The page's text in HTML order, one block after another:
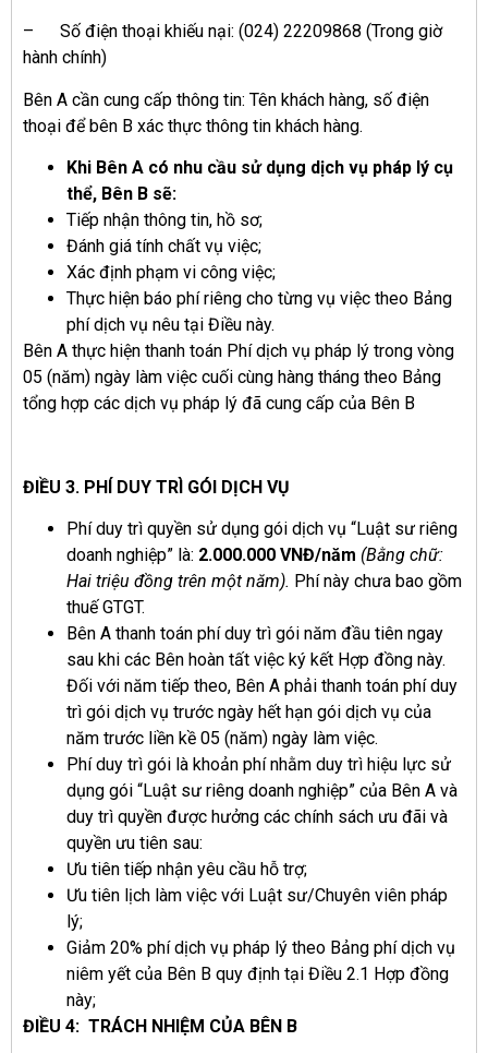
– Số điện thoại khiếu nại: (024) 22209868 (Trong giờ
hành chính)
Bên A cần cung cấp thông tin: Tên khách hàng, số điện
thoại để bên B xác thực thông tin khách hàng.
Khi Bên A có nhu cầu sử dụng dịch vụ pháp lý cụ
thể, Bên B sẽ:
Tiếp nhận thông tin, hồ sơ;
Đánh giá tính chất vụ việc;
Xác định phạm vi công việc;
Thực hiện báo phí riêng cho từng vụ việc theo Bảng
phí dịch vụ nêu tại Điều này.
Bên A thực hiện thanh toán Phí dịch vụ pháp lý trong vòng
05 (năm) ngày làm việc cuối cùng hàng tháng theo Bảng
tổng hợp các dịch vụ pháp lý đã cung cấp của Bên B
ĐIỀU 3. PHÍ DUY TRÌ GÓI DỊCH VỤ
Phí duy trì quyền sử dụng gói dịch vụ “Luật sư riêng
doanh nghiệp” là: 2.000.000 VNĐ/năm (Bằng chữ:
Hai triệu đồng trên một năm). Phí này chưa bao gồm
thuế GTGT.
Bên A thanh toán phí duy trì gói năm đầu tiên ngay
sau khi các Bên hoàn tất việc ký kết Hợp đồng này.
Đối với năm tiếp theo, Bên A phải thanh toán phí duy
trì gói dịch vụ trước ngày hết hạn gói dịch vụ của
năm trước liền kề 05 (năm) ngày làm việc.
Phí duy trì gói là khoản phí nhằm duy trì hiệu lực sử
dụng gói “Luật sư riêng doanh nghiệp” của Bên A và
duy trì quyền được hưởng các chính sách ưu đãi và
quyền ưu tiên sau:
Ưu tiên tiếp nhận yêu cầu hỗ trợ;
Ưu tiên lịch làm việc với Luật sư/Chuyên viên pháp
lý;
Giảm 20% phí dịch vụ pháp lý theo Bảng phí dịch vụ
niêm yết của Bên B quy định tại Điều 2.1 Hợp đồng
này;
ĐIỀU 4: TRÁCH NHIỆM CỦA BÊN B